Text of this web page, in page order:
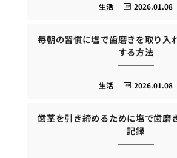
2026.01.08
生活
毎朝の習慣に塩で歯磨きを取り入
する方法
2026.01.08
生活
歯茎を引き締めるために塩で歯磨
記録